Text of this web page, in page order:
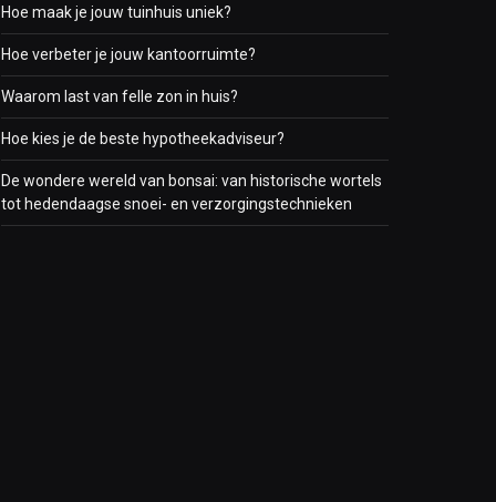
Hoe maak je jouw tuinhuis uniek?
Hoe verbeter je jouw kantoorruimte?
Waarom last van felle zon in huis?
Hoe kies je de beste hypotheekadviseur?
De wondere wereld van bonsai: van historische wortels
tot hedendaagse snoei- en verzorgingstechnieken